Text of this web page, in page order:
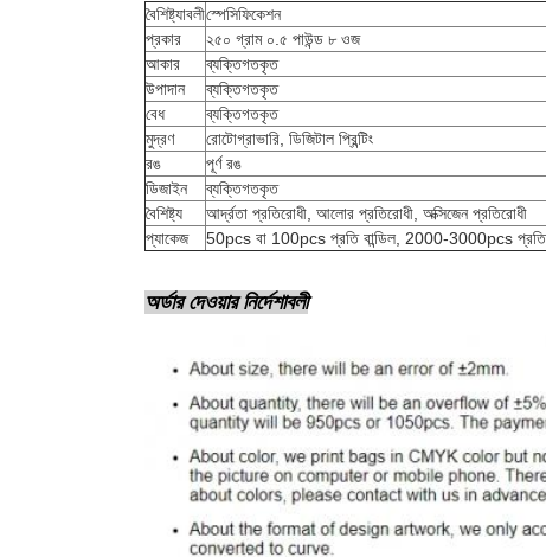
বৈশিষ্ট্যাবলীস্পেসিফিকেশন
প্রকার
২৫০ গ্রাম ০.৫ পাউন্ড ৮ ওজ
আকার
ব্যক্তিগতকৃত
উপাদান
ব্যক্তিগতকৃত
বেধ
ব্যক্তিগতকৃত
মুদ্রণ
রোটোগ্রাভারি, ডিজিটাল প্রিন্টিং
রঙ
পূর্ণ রঙ
ডিজাইন
ব্যক্তিগতকৃত
বৈশিষ্ট্য
আর্দ্রতা প্রতিরোধী, আলোর প্রতিরোধী, অক্সিজেন প্রতিরোধী
প্যাকেজ
50pcs বা 100pcs প্রতি বান্ডিল, 2000-3000pcs প্রতি
অর্ডার দেওয়ার নির্দেশাবলী